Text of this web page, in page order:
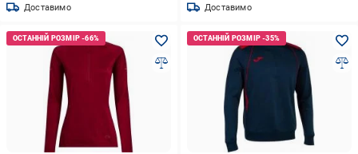
Доставимо Доставимо